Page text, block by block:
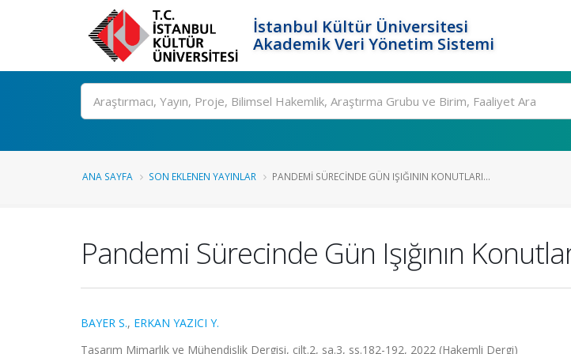
İstanbul Kültür Üniversitesi
Akademik Veri Yönetim Sistemi
Ara
ANA SAYFA SON EKLENEN YAYINLAR PANDEMI SÜRECINDE GÜN IŞIĞININ KONUTLARI...
Pandemi Sürecinde Gün Işığının
BAYER S., ERKAN YAZICI Y.
Tasarım Mimarlık ve Mühendislik Dergisi, cilt.2, sa.3, ss.182-192, 2022 (Hakemli Dergi)